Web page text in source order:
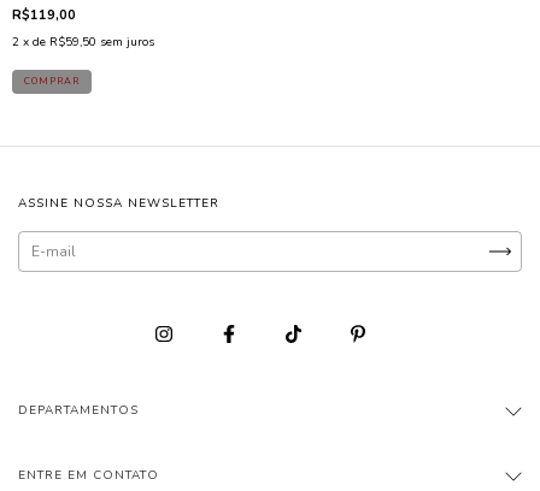
R$119,00
2 x de R$59,50 sem juros
ASSINE NOSSA NEWSLETTER
DEPARTAMENTOS
ENTRE EM CONTATO